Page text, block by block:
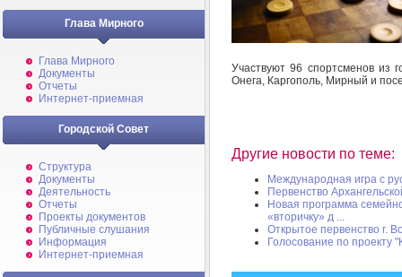
Глава Мирного
Глава Мирного
Документы
Отчеты
Интернет-приемная
Городской Совет
Структура
Документы
Деятельность
Отчеты
Проекты документов
Публичные слушания
Информация
Интернет-приемная
Участвуют 96 спортсменов из
Онега, Каргополь, Мирный и
Другие новости по теме:
Международная игра с
Первенство
Новая программа
«вторичку» д ...
Открытое первенство г.
Голосование по проекту